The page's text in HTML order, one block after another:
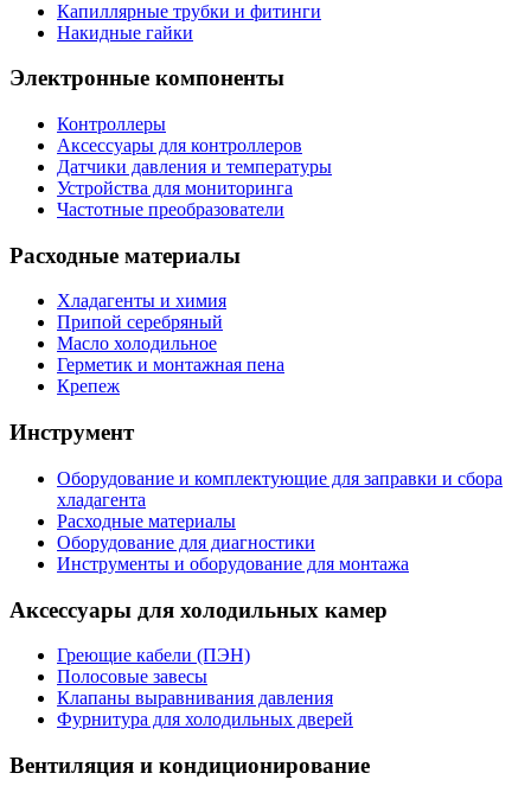
Капиллярные трубки и фитинги
Накидные гайки
Электронные компоненты
Контроллеры
Аксессуары для контроллеров
Датчики давления и температуры
Устройства для мониторинга
Частотные преобразователи
Расходные материалы
Хладагенты и химия
Припой серебряный
Масло холодильное
Герметик и монтажная пена
Крепеж
Инструмент
Оборудование и комплектующие для заправки и сбора
хладагента
Расходные материалы
Оборудование для диагностики
Инструменты и оборудование для монтажа
Аксессуары для холодильных камер
Греющие кабели (ПЭН)
Полосовые завесы
Клапаны выравнивания давления
Фурнитура для холодильных дверей
Вентиляция и кондиционирование